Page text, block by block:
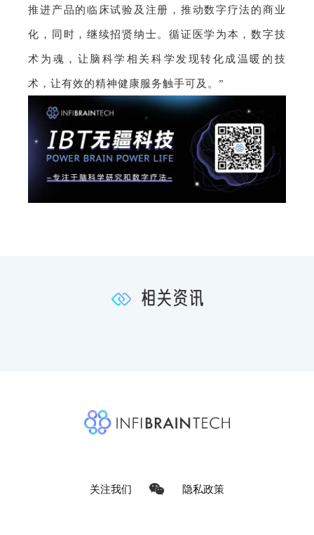
推进产品的临床试验及注册，推动数字疗法的商业
化，同时，继续招贤纳士。循证医学为本，数字技
术为魂，让脑科学相关科学发现转化成温暖的技
术，让有效的精神健康服务触手可及。”
相关资讯
关注我们 隐私政策